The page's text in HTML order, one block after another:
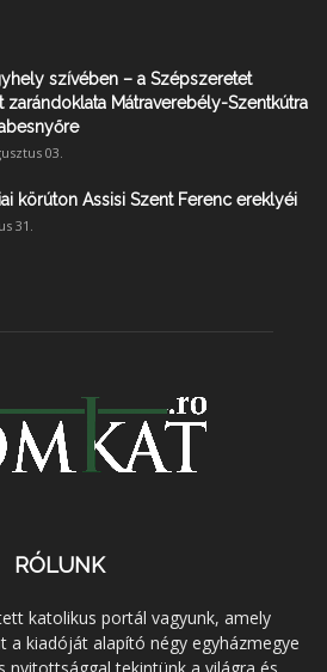
szívében – a Szépszeretet
zarándoklata Mátraverebély-Szentkútra
03.
körúton Assisi Szent Ferenc ereklyéi
31.
RÓLUNK
katolikus portál vagyunk, amely
a kiadóját alapító négy egyházmegye